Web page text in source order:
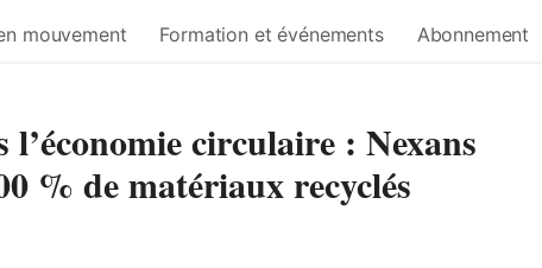
mouvement Formation et événements Abonnement
circulaire : Nexans
% de matériaux recyclés